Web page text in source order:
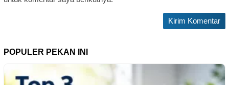
POPULER PEKAN INI